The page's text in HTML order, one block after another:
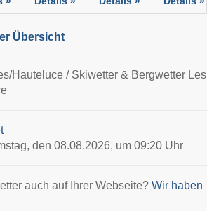
Übersicht
​Hauteluce / Skiwetter & Bergwetter Les
den 08.08.2026, um 09:20 Uhr
auch auf Ihrer Webseite? Wir haben